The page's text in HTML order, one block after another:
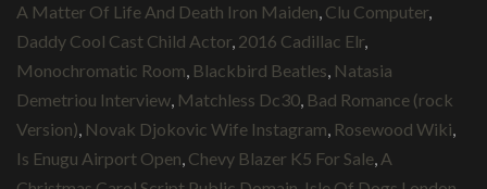
A Matter Of Life And Death Iron Maiden, Clu Computer,
Daddy Cool Cast Child Actor, 2016 Cadillac Elr,
Monochromatic Room, Blackbird Beatles, Natasia
Demetriou Interview, Matchless Dc30, Bad Romance (rock
Version), Novak Djokovic Wife Instagram, Rosewood Wiki,
Is Enugu Airport Open, Chevy Blazer K5 For Sale, A